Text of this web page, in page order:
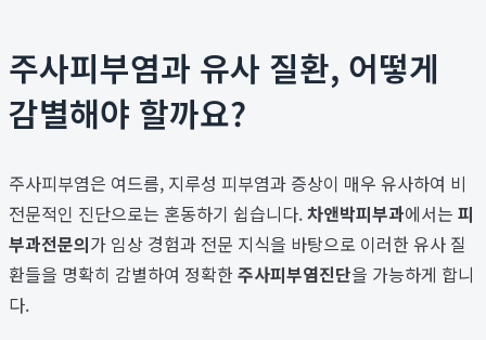
주사피부염과 유사 질환, 어떻게
감별해야 할까요?
주사피부염은 여드름, 지루성 피부염과 증상이 매우 유사하여 비
전문적인 진단으로는 혼동하기 쉽습니다.차앤박피부과에서는 피
부과전문의가 임상 경험과 전문 지식을 바탕으로 이러한 유사 질
환들을 명확히 감별하여 정확한 주사피부염진단을 가능하게 합니
다.